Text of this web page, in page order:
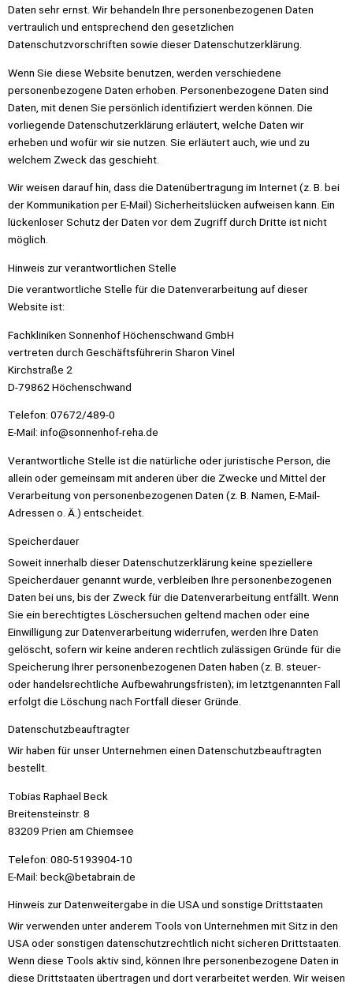
Daten sehr ernst. Wir behandeln Ihre personenbezogenen Daten
vertraulich und entsprechend den gesetzlichen
Datenschutzvorschriften sowie dieser Datenschutzerklärung.
Wenn Sie diese Website benutzen, werden verschiedene
personenbezogene Daten erhoben. Personenbezogene Daten sind
Daten, mit denen Sie persönlich identifiziert werden können. Die
vorliegende Datenschutzerklärung erläutert, welche Daten wir
erheben und wofür wir sie nutzen. Sie erläutert auch, wie und zu
welchem Zweck das geschieht.
Wir weisen darauf hin, dass die Datenübertragung im Internet (z. B. bei
der Kommunikation per E-Mail) Sicherheitslücken aufweisen kann. Ein
lückenloser Schutz der Daten vor dem Zugriff durch Dritte ist nicht
möglich.
Hinweis zur verantwortlichen Stelle
Die verantwortliche Stelle für die Datenverarbeitung auf dieser
Website ist:
Fachkliniken Sonnenhof Höchenschwand GmbH
vertreten durch Geschäftsführerin Sharon Vinel
Kirchstraße 2
D-79862 Höchenschwand
Telefon: 07672/489-0
E-Mail: info@sonnenhof-reha.de
Verantwortliche Stelle ist die natürliche oder juristische Person, die
allein oder gemeinsam mit anderen über die Zwecke und Mittel der
Verarbeitung von personenbezogenen Daten (z. B. Namen, E-Mail-
Adressen o. Ä.) entscheidet.
Speicherdauer
Soweit innerhalb dieser Datenschutzerklärung keine speziellere
Speicherdauer genannt wurde, verbleiben Ihre personenbezogenen
Daten bei uns, bis der Zweck für die Datenverarbeitung entfällt. Wenn
Sie ein berechtigtes Löschersuchen geltend machen oder eine
Einwilligung zur Datenverarbeitung widerrufen, werden Ihre Daten
gelöscht, sofern wir keine anderen rechtlich zulässigen Gründe für die
Speicherung Ihrer personenbezogenen Daten haben (z. B. steuer-
oder handelsrechtliche Aufbewahrungsfristen); im letztgenannten Fall
erfolgt die Löschung nach Fortfall dieser Gründe.
Datenschutz­beauftragter
Wir haben für unser Unternehmen einen Datenschutzbeauftragten
bestellt.
Tobias Raphael Beck
Breitensteinstr. 8
83209 Prien am Chiemsee
Telefon: 080-5193904-10
E-Mail: beck@betabrain.de
Hinweis zur Datenweitergabe in die USA und sonstige Drittstaaten
Wir verwenden unter anderem Tools von Unternehmen mit Sitz in den
USA oder sonstigen datenschutzrechtlich nicht sicheren Drittstaaten.
Wenn diese Tools aktiv sind, können Ihre personenbezogene Daten in
diese Drittstaaten übertragen und dort verarbeitet werden. Wir weisen